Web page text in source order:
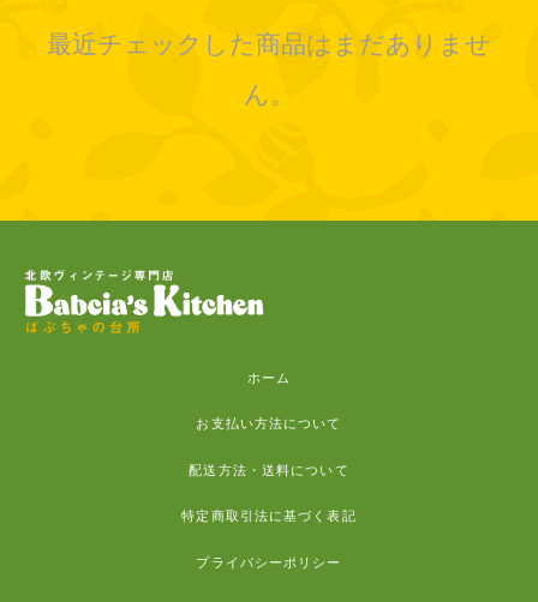
最近チェックした商品はまだありませ
ん。
ホーム
お支払い方法について
配送方法・送料について
特定商取引法に基づく表記
プライバシーポリシー